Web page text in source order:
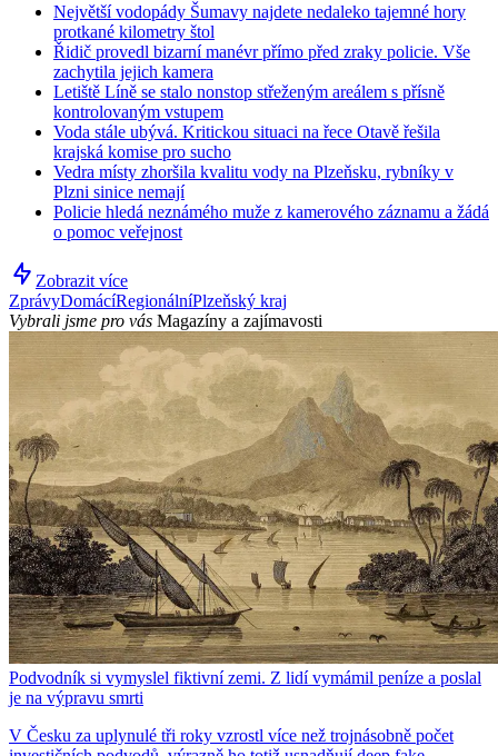
Největší vodopády Šumavy najdete nedaleko tajemné hory
protkané kilometry štol
Řidič provedl bizarní manévr přímo před zraky policie. Vše
zachytila jejich kamera
Letiště Líně se stalo nonstop střeženým areálem s přísně
kontrolovaným vstupem
Voda stále ubývá. Kritickou situaci na řece Otavě řešila
krajská komise pro sucho
Vedra místy zhoršila kvalitu vody na Plzeňsku, rybníky v
Plzni sinice nemají
Policie hledá neznámého muže z kamerového záznamu a žádá
o pomoc veřejnost
Zobrazit více
ZprávyDomácíRegionálníPlzeňský kraj
Vybrali jsme pro vás Magazíny a zajímavosti
Podvodník si vymyslel fiktivní zemi. Z lidí vymámil peníze a poslal
je na výpravu smrti
V Česku za uplynulé tři roky vzrostl více než trojnásobně počet